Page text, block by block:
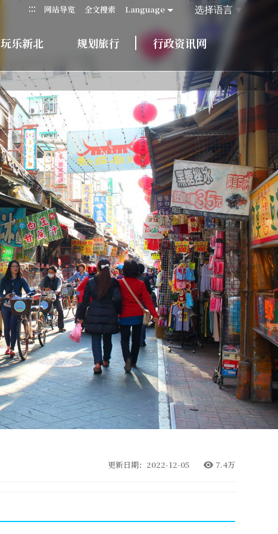
::: 网站导览 全文搜索 Language 选择语言▼
玩乐新北 规划旅行 行政资讯网
更新日期：2022-12-05 7.4万